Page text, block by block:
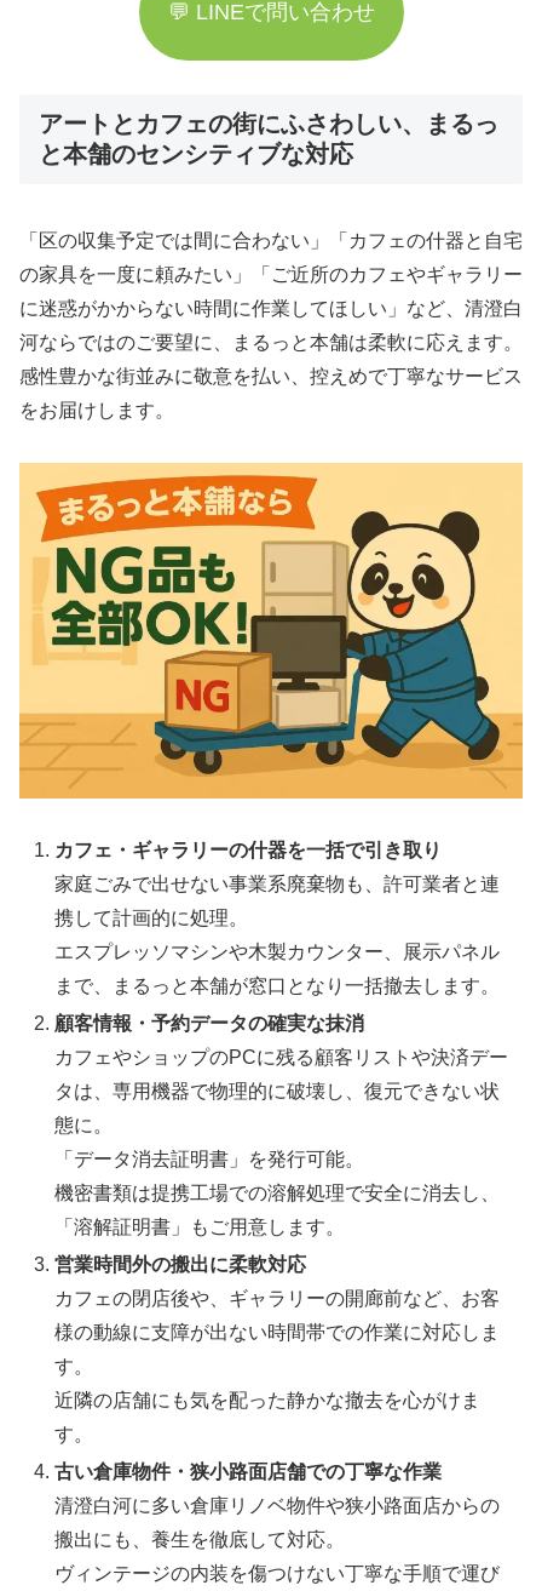
💬 LINEで問い合わせ
アートとカフェの街にふさわしい、まるっ
と本舗のセンシティブな対応
「区の収集予定では間に合わない」「カフェの什器と自宅
の家具を一度に頼みたい」「ご近所のカフェやギャラリー
に迷惑がかからない時間に作業してほしい」など、清澄白
河ならではのご要望に、まるっと本舗は柔軟に応えます。
感性豊かな街並みに敬意を払い、控えめで丁寧なサービス
をお届けします。
カフェ・ギャラリーの什器を一括で引き取り
家庭ごみで出せない事業系廃棄物も、許可業者と連
携して計画的に処理。
エスプレッソマシンや木製カウンター、展示パネル
まで、まるっと本舗が窓口となり一括撤去します。
顧客情報・予約データの確実な抹消
カフェやショップのPCに残る顧客リストや決済デー
タは、専用機器で物理的に破壊し、復元できない状
態に。
「データ消去証明書」を発行可能。
機密書類は提携工場での溶解処理で安全に消去し、
「溶解証明書」もご用意します。
営業時間外の搬出に柔軟対応
カフェの閉店後や、ギャラリーの開廊前など、お客
様の動線に支障が出ない時間帯での作業に対応しま
す。
近隣の店舗にも気を配った静かな撤去を心がけま
す。
古い倉庫物件・狭小路面店舗での丁寧な作業
清澄白河に多い倉庫リノベ物件や狭小路面店からの
搬出にも、養生を徹底して対応。
ヴィンテージの内装を傷つけない丁寧な手順で運び